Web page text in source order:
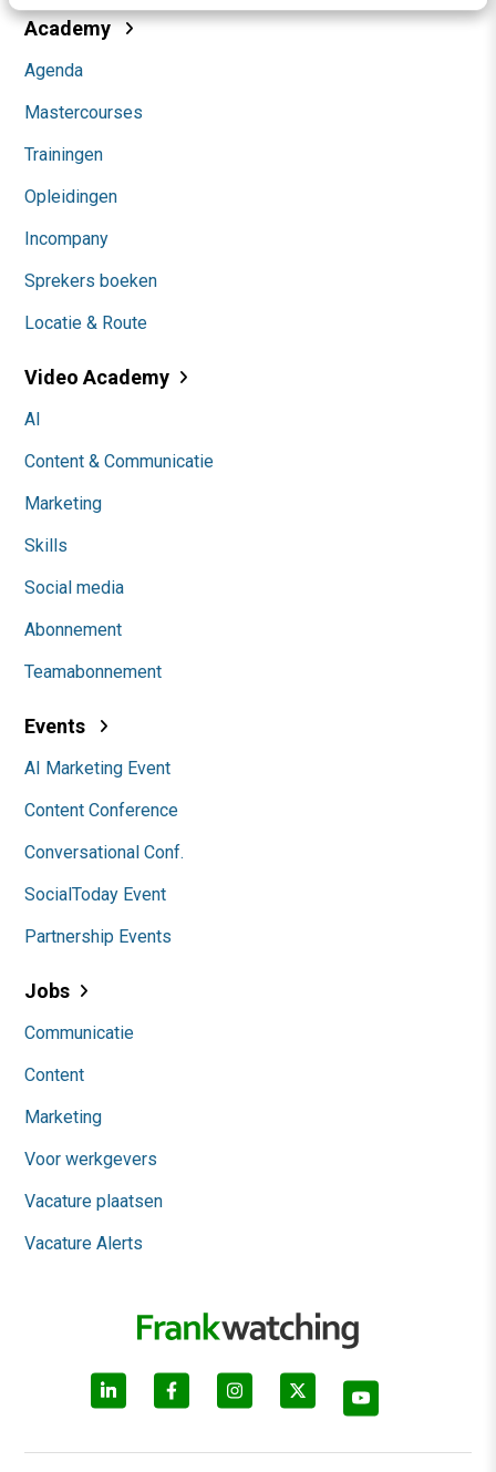
Academy
Agenda
Mastercourses
Trainingen
Opleidingen
Incompany
Sprekers boeken
Locatie & Route
Video Academy
AI
Content & Communicatie
Marketing
Skills
Social media
Abonnement
Teamabonnement
Events
AI Marketing Event
Content Conference
Conversational Conf.
SocialToday Event
Partnership Events
Jobs
Communicatie
Content
Marketing
Voor werkgevers
Vacature plaatsen
Vacature Alerts